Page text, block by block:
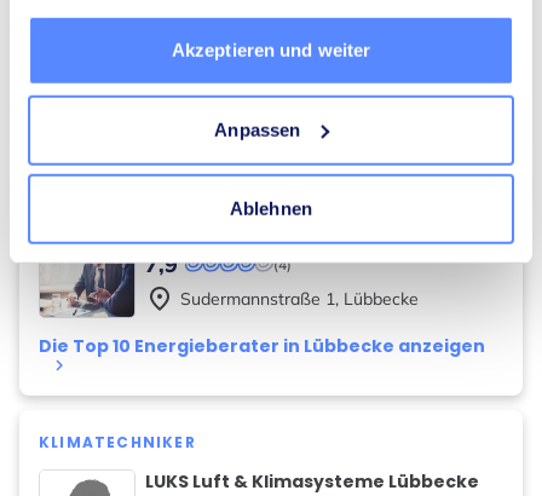
Akzeptieren und weiter
Anpassen
Ablehnen
(23)
7,9
Die Top 10 Wärmepumpen-Installateure in
place Andreasstraße 9 ,Lübbecke
(4)
7,9
Die Top 10 Energieberater in Lübbecke anzeigen
keyboard_arrow_right
place Sudermannstraße 1, Lübbecke
KLIMATECHNIKER
LUKS Luft & Klimasysteme Lübbecke